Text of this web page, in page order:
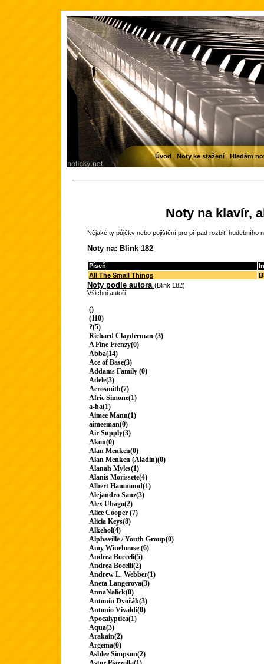
Noty na klavír,
Nějaké ty půjčky nebo pojištění pro případ rozbití hudebního
Noty na: Blink 182
Píseň
All The Small Things
Noty podle autora (Blink 182)
Všichni autoři
()
(110)
?(5)
Richard Clayderman (3)
A Fine Frenzy(0)
Abba(14)
Ace of Base(3)
Addams Family (0)
Adele(3)
Aerosmith(7)
Afric Simone(1)
a-ha(1)
Aimee Mann(1)
aimeeman(0)
Air Supply(3)
Akon(0)
Alan Menken(0)
Alan Menken (Aladin)(0)
Alanah Myles(1)
Alanis Morissete(4)
Albert Hammond(1)
Alejandro Sanz(3)
Alex Ubago(2)
Alice Cooper (7)
Alicia Keys(8)
Alkehol(4)
Alphaville / Youth Group(0)
Amy Winehouse (6)
Andrea Bocceli(5)
Andrea Bocelli(2)
Andrew L. Webber(1)
Aneta Langerova(3)
AnnaNalick(0)
Antonín Dvořák(3)
Antonio Vivaldi(0)
Apocalyptica(1)
Aqua(3)
Arakain(2)
Argema(0)
Ashlee Simpson(2)
Úvod | Noty ke stažení| Hledám